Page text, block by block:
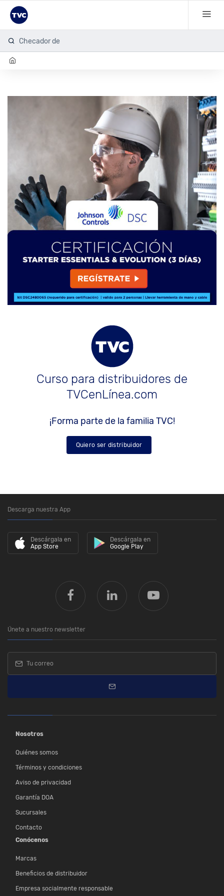
Checador de hu
Curso para distribuidores de
TVCenLínea.com
¡Forma parte de la familia TVC!
Quiero ser distribuidor
Descarga nuestra App
Descárgala en
App Store
Descárgala en
Google Play
Únete a nuestro newsletter
Nosotros
Quiénes somos
Términos y condiciones
Aviso de privacidad
Garantía DOA
Sucursales
Contacto
Conócenos
Marcas
Beneficios de distribuidor
Empresa socialmente responsable